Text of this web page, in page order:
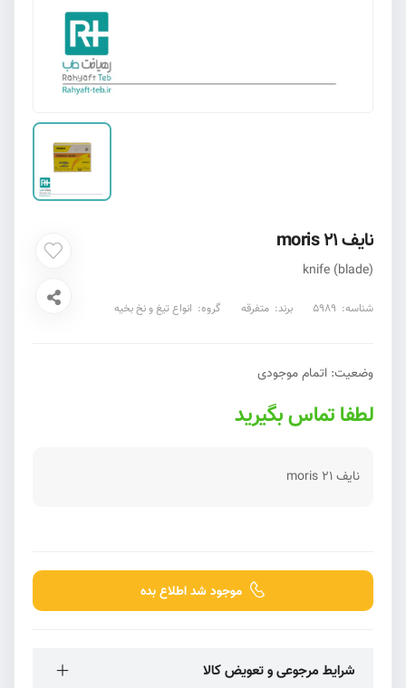
نایف moris 21
knife (blade)
شناسه: 5989 برند: متفرقه گروه: انواع تیغ و نخ بخیه
وضعیت: اتمام موجودی
لطفا تماس بگیرید
نایف 21 moris
موجود شد اطلاع بده
شرایط مرجوعی و تعویض کالا